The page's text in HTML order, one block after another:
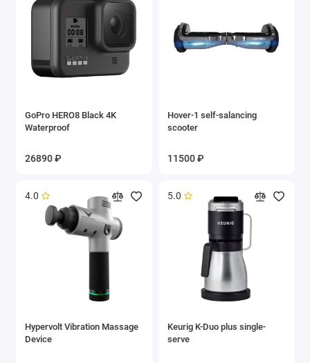
GoPro HERO8 Black 4K
Waterproof
26890 ₽
Hover-1 self-salancing
scooter
11500 ₽
4.0
Hypervolt Vibration Massage
Device
5.0
Keurig K-Duo plus single-
serve